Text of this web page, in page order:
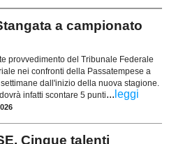
a campionato
provvedimento del Tribunale Federale
nei confronti della Passatempese a
dall'inizio della nuova stagione.
dovrà infatti scontare 5 punti... leggi
Cinque talenti